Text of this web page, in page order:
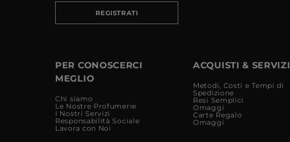
REGISTRATI
PER CONOSCERCI
MEGLIO
Chi siamo
Le Nostre Profumerie
I Nostri Servizi
Responsabilità Sociale
Lavora con Noi
ACQUISTI & SERVIZI
Metodi, Costi e Tempi di
Spedizione
Resi Semplici
Omaggi
Carte Regalo
Omaggi